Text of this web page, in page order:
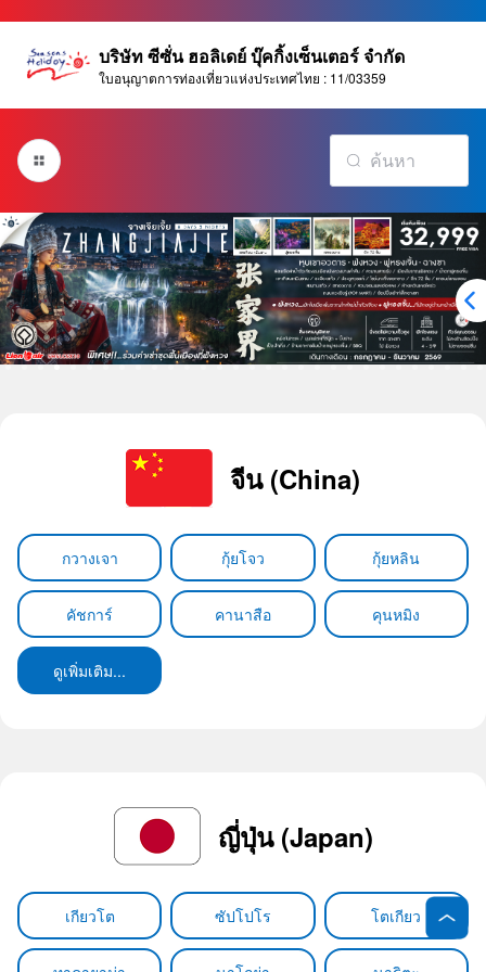
บริษัท ซีซั่น ฮอลิเดย์ บุ๊คกิ้งเซ็นเตอร์ จำกัด
ใบอนุญาตการท่องเที่ยวแห่งประเทศไทย : 11/03359
จีน (China)
กวางเจา กุ้ยโจว กุ้ยหลิน
คัชการ์ คานาสือ คุนหมิง
ดูเพิ่มเติม...
ญี่ปุ่น (Japan)
เกียวโต ซัปโปโร โตเกียว